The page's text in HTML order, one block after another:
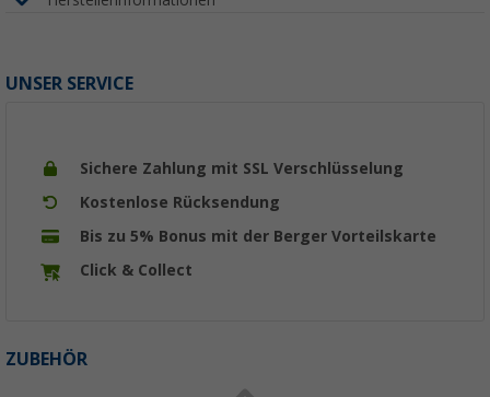
UNSER SERVICE
Sichere Zahlung mit SSL Verschlüsselung
Kostenlose Rücksendung
Bis zu 5% Bonus mit der Berger Vorteilskarte
Click & Collect
ZUBEHÖR